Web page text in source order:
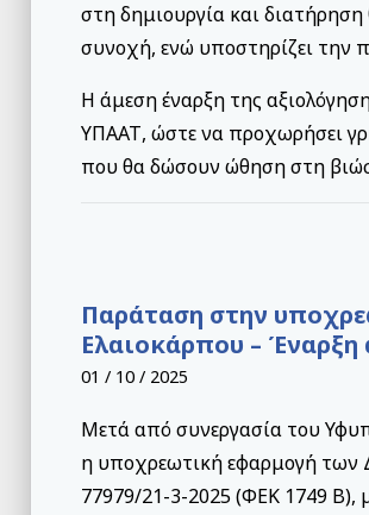
στη δημιουργία και
συνοχή, ενώ υποστηρίζει την
Η άμεση έναρξη της
ΥΠΑΑΤ, ώστε να προχωρήσει
που θα δώσουν ώθηση στη
Παράταση στην
Ελαιοκάρπου –
01 / 10 / 2025
Μετά από συνεργασία του
η υποχρεωτική εφαρμογή των
77979/21-3-2025 (ΦΕΚ 1749 Β),